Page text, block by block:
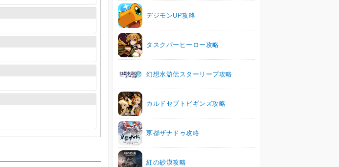
デジモンUP攻略
タスクバーヒーロー攻略
幻想水滸伝スターリープ攻略
カルドセプトビギンズ攻略
亰都ザナドゥ攻略
紅の砂漠攻略